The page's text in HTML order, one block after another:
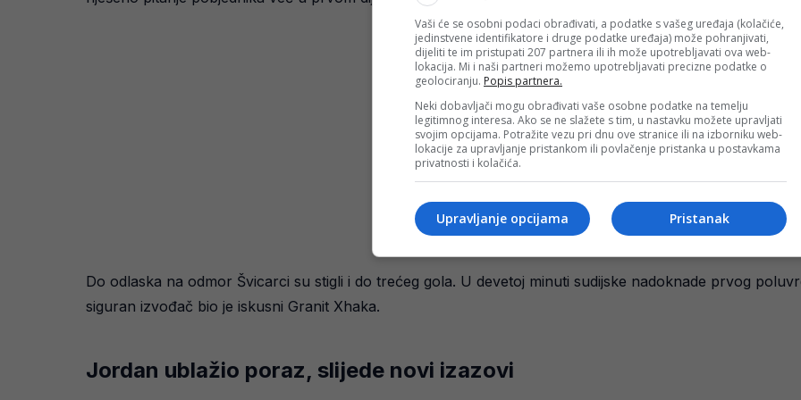
Do odlaska na odmor Švicarci su stigli i do trećeg gola. U devetoj minuti sudijske nadoknade prvog
siguran izvođač bio je iskusni Granit Xhaka.
Jordan ublažio poraz, slijede novi izazovi
Vaši će se osobni podaci obrađivati, a podatke s vašeg uređaja (kolačiće,
jedinstvene identifikatore i druge podatke uređaja) može pohranjivati,
dijeliti te im pristupati 207 partnera ili ih može upotrebljavati ova web-
lokacija. Mi i naši partneri možemo upotrebljavati precizne podatke o
geolociranju. Popis partnera.
Neki dobavljači mogu obrađivati vaše osobne podatke na temelju
legitimnog interesa. Ako se ne slažete s tim, u nastavku možete upravljati
svojim opcijama. Potražite vezu pri dnu ove stranice ili na izborniku web-
lokacije za upravljanje pristankom ili povlačenje pristanka u postavkama
privatnosti i kolačića.
Pristanak
Upravljanje opcijama